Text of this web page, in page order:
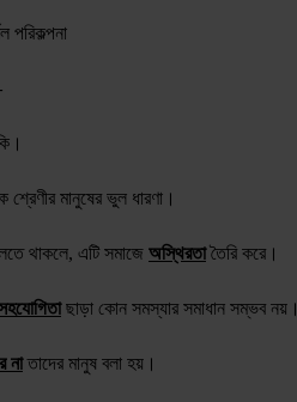
পরিকল্পনা
মানুষের ভুল ধারণা।
থাকলে, এটি সমাজে অস্থিরতা তৈরি করে।
ছাড়া কোন সমস্যার সমাধান সম্ভব নয়।
না তাদের মানুষ বলা হয়।